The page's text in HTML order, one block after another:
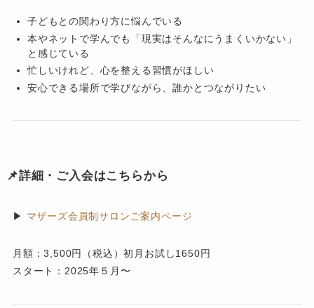
子どもとの関わり方に悩んでいる
本やネットで学んでも「現実はそんなにうまくいかない」
と感じている
忙しいけれど、心を整える習慣がほしい
安心できる場所で学びながら、誰かとつながりたい
📌詳細・ご入会はこちらから
▶ マザーズ会員制サロンご案内ページ
月額：3,500円（税込）初月お試し1650円
スタート：2025年５月〜